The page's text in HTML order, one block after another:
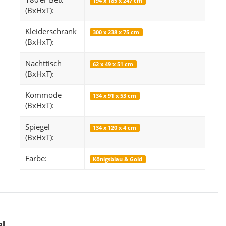
(BxHxT):
Kleiderschrank
(BxHxT):
300 x 238 x 75 cm
Nachttisch
(BxHxT):
62 x 49 x 51 cm
Kommode
(BxHxT):
134 x 91 x 53 cm
Spiegel
(BxHxT):
134 x 120 x 4 cm
Farbe: Königsblau & Gold
249,99 €*